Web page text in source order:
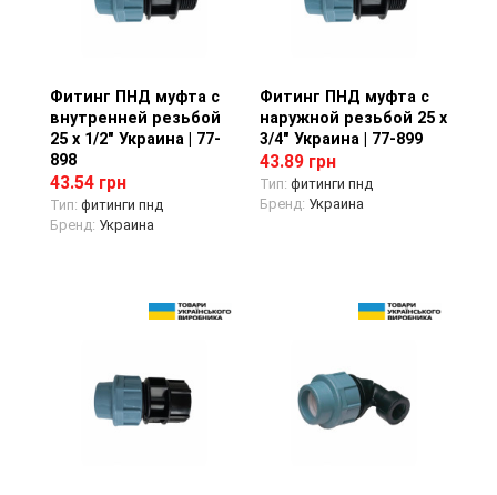
Просмотр товара
Фитинг ПНД муфта с
внутренней резьбой
25 х 1/2" Украина | 77-
898
43.54 грн
Тип: фитинги пнд
Бренд: Украина
Просмотр товара
Фитинг ПНД муфта с
наружной резьбой 25 х
3/4" Украина | 77-899
43.89 грн
Тип: фитинги пнд
Бренд: Украина